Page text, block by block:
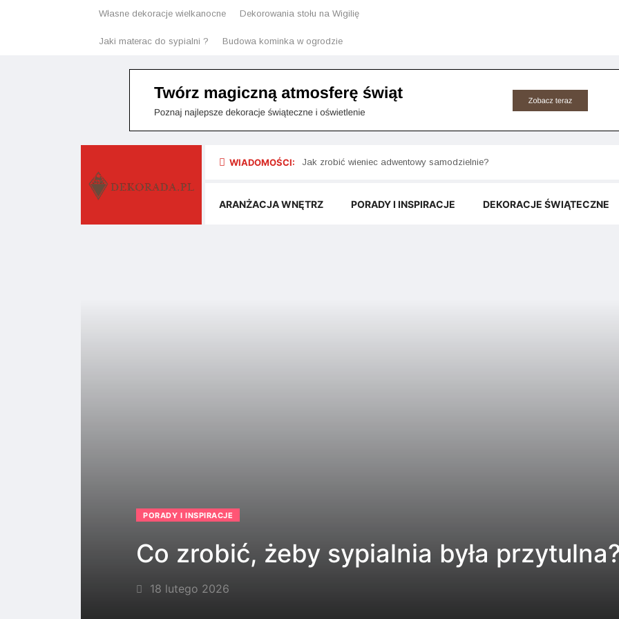
Własne dekoracje wielkanocne Dekorowania stołu na Wigilię
Jaki materac do sypialni ? Budowa kominka w ogrodzie
WIADOMOŚCI: Jakie rośliny doniczkowe do ciemnego pokoju przetrwają bez słońca?
ARANŻACJA WNĘTRZ PORADY I INSPIRACJE DEKORACJE ŚWIĄTECZNE
PORADY I INSPIRACJE
Co zrobić, żeby sypialnia była
18 lutego 2026